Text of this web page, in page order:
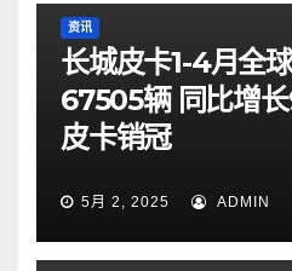
资讯
长城皮卡1-4月全
67505辆 同比增
皮卡销冠
5月 2, 2025 ADMIN